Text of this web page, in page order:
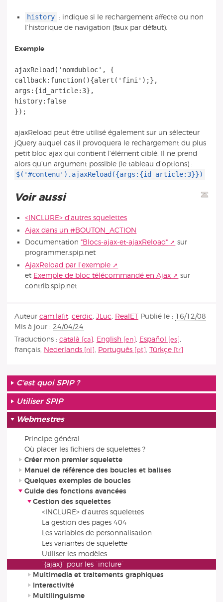
history : indique si le rechargement affecte ou non
l’historique de navigation (faux par défaut).
Exemple
ajaxReload('nomdubloc', {
callback:function(){alert('fini');},
args:{id_article:3},
history:false
ajaxReload peut être utilisé également sur un sélecteur
jQuery auquel cas il provoquera le rechargement du plus
petit bloc ajax qui contient l’élément ciblé. Il ne prend
alors qu’un argument possible (le tableau d’options) :
$('#contenu').ajaxReload({args:{id_article:3}})
Voir aussi
<INCLURE> d’autres squelettes
Ajax dans un #BOUTON_ACTION
Documentation"Blocs-ajax-et-ajaxReload"
sur
programmer.spip.net
AjaxReload par l’exemple
et Exemple de bloc télécommandé en Ajax
sur
contrib.spip.net
Auteur cam.lafit, cerdic, JLuc, RealET Publié le : 16/12/08
Mis à jour : 24/04/24
Traductions : català , English , Español
,
français, Nederlands , Português , Türkçe
C’est quoi SPIP ?
Utiliser SPIP
Webmestres
Principe général
Où placer les fichiers de squelettes ?
Créer mon premier squelette
Manuel de référence des boucles et balises
Quelques exemples de boucles
Guide des fonctions avancées
Gestion des squelettes
<INCLURE> d’autres squelettes
La gestion des pages 404
Les variables de personnalisation
Les variantes de squelette
Utiliser les modèles
`{ajax}` pour les `inclure`
Multimedia et traitements graphiques
Interactivité
Multilinguisme